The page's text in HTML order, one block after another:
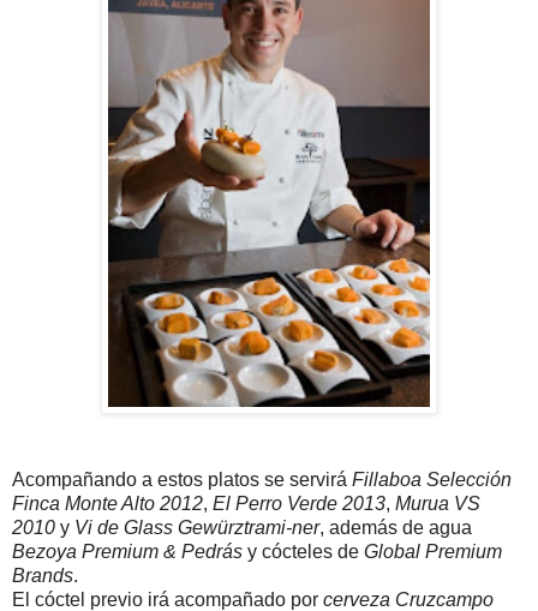
Acompañando a estos platos se servirá Fillaboa Selección
Finca Monte Alto 2012, El Perro Verde 2013, Murua VS
2010 y Vi de Glass Gewürztrami-ner, además de agua
Bezoya Premium & Pedrás y cócteles de Global Premium
Brands.
El cóctel previo irá acompañado por cerveza Cruzcampo